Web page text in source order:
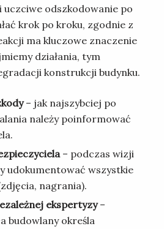
uczciwe odszkodowanie po
krok po kroku, zgodnie z
ma kluczowe znaczenie
działania, tym
konstrukcji budynku.
– jak najszybciej po
należy poinformować
– podczas wizji
udokumentować wszystkie
nagrania).
ekspertyzy–
budowlany określa